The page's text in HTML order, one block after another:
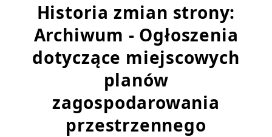
Historia zmian strony:
Archiwum - Ogłoszenia
dotyczące miejscowych
planów
zagospodarowania
przestrzennego